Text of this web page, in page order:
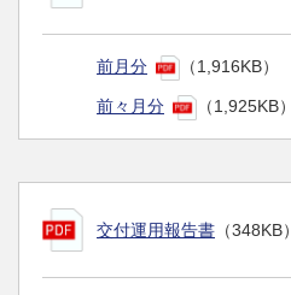
前月分 （1,916KB）
前々月分 （1,925KB）
交付運用報告書 （348KB）